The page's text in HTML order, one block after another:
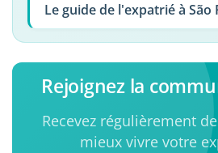
Le guide de l'expatrié à São
Rejoignez la
Recevez régulièrement
mieux vivre votre